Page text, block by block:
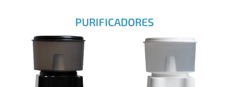
PURIFICADORES